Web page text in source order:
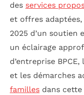
des services
et offres
2025 d’un soutien
un éclairage
d’entreprise
et les démarches
familles dans